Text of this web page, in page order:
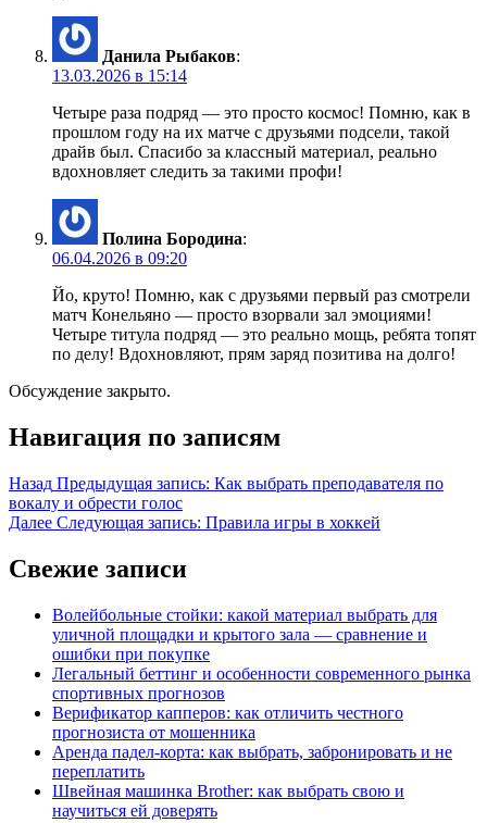
Данила Рыбаков:
13.03.2026 в 15:14
Четыре раза подряд — это просто космос! Помню, как в
прошлом году на их матче с друзьями подсели, такой
драйв был. Спасибо за классный материал, реально
вдохновляет следить за такими профи!
Полина Бородина:
06.04.2026 в 09:20
Йо, круто! Помню, как с друзьями первый раз смотрели
матч Конельяно — просто взорвали зал эмоциями!
Четыре титула подряд — это реально мощь, ребята топят
по делу! Вдохновляют, прям заряд позитива на долго!
Обсуждение закрыто.
Навигация по записям
Назад Предыдущая запись: Как выбрать преподавателя по
вокалу и обрести голос
Далее Следующая запись: Правила игры в хоккей
Свежие записи
Волейбольные стойки: какой материал выбрать для
уличной площадки и крытого зала — сравнение и
ошибки при покупке
Легальный беттинг и особенности современного рынка
спортивных прогнозов
Верификатор капперов: как отличить честного
прогнозиста от мошенника
Аренда падел-корта: как выбрать, забронировать и не
переплатить
Швейная машинка Brother: как выбрать свою и
научиться ей доверять